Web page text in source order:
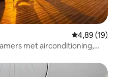
Gemiddelde
4,89 (19)
met airconditioning,